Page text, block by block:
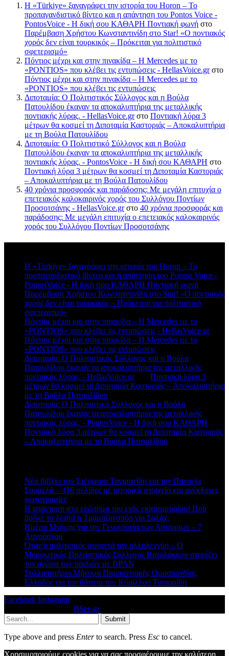
Η «Türkiye» ξαναγράφει την ιστορία του Horon – Το
προπαγανδιστικό βίντεο και η απάντηση του Pontos Voice -
PontosVoice - H δική σου ΚΑΘΑΡΗ Ποντιακή φωνή στο
Παρέμβαση Χρήστου Κωνσταντινίδη στο Star! «Ο ποντιακός
χορός δεν είναι τουρκικός – Πρόκειται για πολιτιστικό
σφετερισμό»
Πόντιος μέχρι και στην πινακίδα – Η Mercedes με το
«PONTIOS» που κλέβει τις εντυπώσεις - HellasVoice.grστο
Πόντιος μέχρι και στην πινακίδα – Η Mercedes με το
«PONTIOS» που κλέβει τις εντυπώσεις
Διποταμία: Ο Πολιτιστικός Σύλλογος και η Βούλα
Πατουλίδου έκαναν τα αποκαλυπτήρια της μεταλλικής
ποντιακής λύρας. - HellasVoice.grστο Ποντιακή λύρα 3
μέτρων θα κοσμεί τη Διποταμία Καστοριάς – Αποκαλυπτήρια
με τη Βούλα Πατουλίδου
Διποταμία: Ο Πολιτιστικό Σύλλογος και η Βούλα
Πατουλίδου έκαναν τα αποκαλυπτήρια της μεταλλικής
ποντιακής λύρας. - PontosVoice - H δική σου ΚΑΘΑΡΗ στο
Ποντιακή λύρα 3 μέτρων θα κοσμεί τη Διποταμία Καστοριάς
– Αποκαλυπτήρια με τη Βούλα Πατουλίδου
40 χρόνια προσφοράς και παράδοσης: Με μεγάλη επιτυχία ο
επετειακός καλοκαιρινός χορός του Συλλόγου Ποντίων
Προσοτσάνης - HellasVoice.grστο 40 χρόνια προσφοράς και
παράδοσης: Με μεγάλη επιτυχία ο επετειακός καλοκαιρινός
χορός του Συλλόγου Ποντίων Προσοτσάνης
Η «Türkiye» ξαναγράφει την ιστορία του Horon – Το
προπαγανδιστικό βίντεο και η απάντηση του Pontos Voice -
PontosVoice - H δική σου ΚΑΘΑΡΗ Ποντιακή φωνή
Παρέμβαση Χρήστου Κωνσταντινίδη στο Star! «Ο ποντιακός
χορός δεν είναι τουρκικός – Πρόκειται για πολιτιστικό
σφετερισμό»
Πόντιος μέχρι και στην πινακίδα – Η Mercedes με το
«PONTIOS» που κλέβει τις εντυπώσεις - HellasVoice.grστο
Πόντιος μέχρι και στην πινακίδα – Η Mercedes με το
«PONTIOS» που κλέβει τις εντυπώσεις
Διποταμία: Ο Πολιτιστικός Σύλλογος και η Βούλα
Πατουλίδου έκαναν τα αποκαλυπτήρια της μεταλλικής
ποντιακής λύρας. - HellasVoice.grστο Ποντιακή λύρα 3
μέτρων θα κοσμεί τη Διποταμία Καστοριάς – Αποκαλυπτήρια
με τη Βούλα Πατουλίδου
Διποταμία: Ο Πολιτιστικό Σύλλογος και η Βούλα
Πατουλίδου έκαναν τα αποκαλυπτήρια της μεταλλικής
ποντιακής λύρας. - PontosVoice - H δική σου ΚΑΘΑΡΗ
Ποντιακή λύρα 3 μέτρων θα κοσμεί τη Διποταμία Καστοριάς
– Αποκαλυπτήρια με τη Βούλα Πατουλίδου
Νέο βιβλίο του Στέφανου Τανιμανίδη για την Παναγία
Σουμελά – 416 σελίδες με ιστορικά στοιχεία και ανέκδοτες
φωτογραφίες
Η απάντηση στο ερώτημα του ενός εκατομμυρίου! Πού
βρήκε τα λεφτά η Τραμπζονσπόρ για Σαλάχ;
Ημέρα Μνήμης για την Γενοκτονία των Ασσυρίων – 7
Αυγούστου
Όταν ο πολιτισμός συναντά την αλληλεγγύη – Ο
Μορφωτικός Πολιτιστικός Σύλλογος Βατολάκκου στηρίζει
τον αγώνα των παιδιών με BPAN
Συλλυπητήριο Μήνυμα Παμποντιακής Ομοσπονδίας
Ελλάδος για τον θάνατο του Κύριλλου Τσακιρίδη
Facebook Instagram
BSee.gr.
Submit
Type above and press Enterto search. Press Esc to cancel.